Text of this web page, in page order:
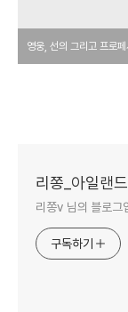
리쫑_아일랜드
리쫑v 님의 블로그
구독하기